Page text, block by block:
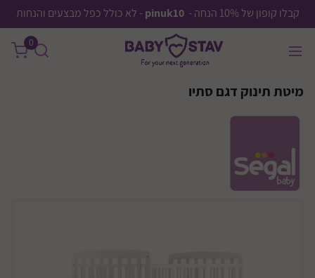
קבלו קופון של 10% הנחה - pinuk10 - לא כולל כפל מבצעים והנחות
0
מיטת תינוק דגם סתיו